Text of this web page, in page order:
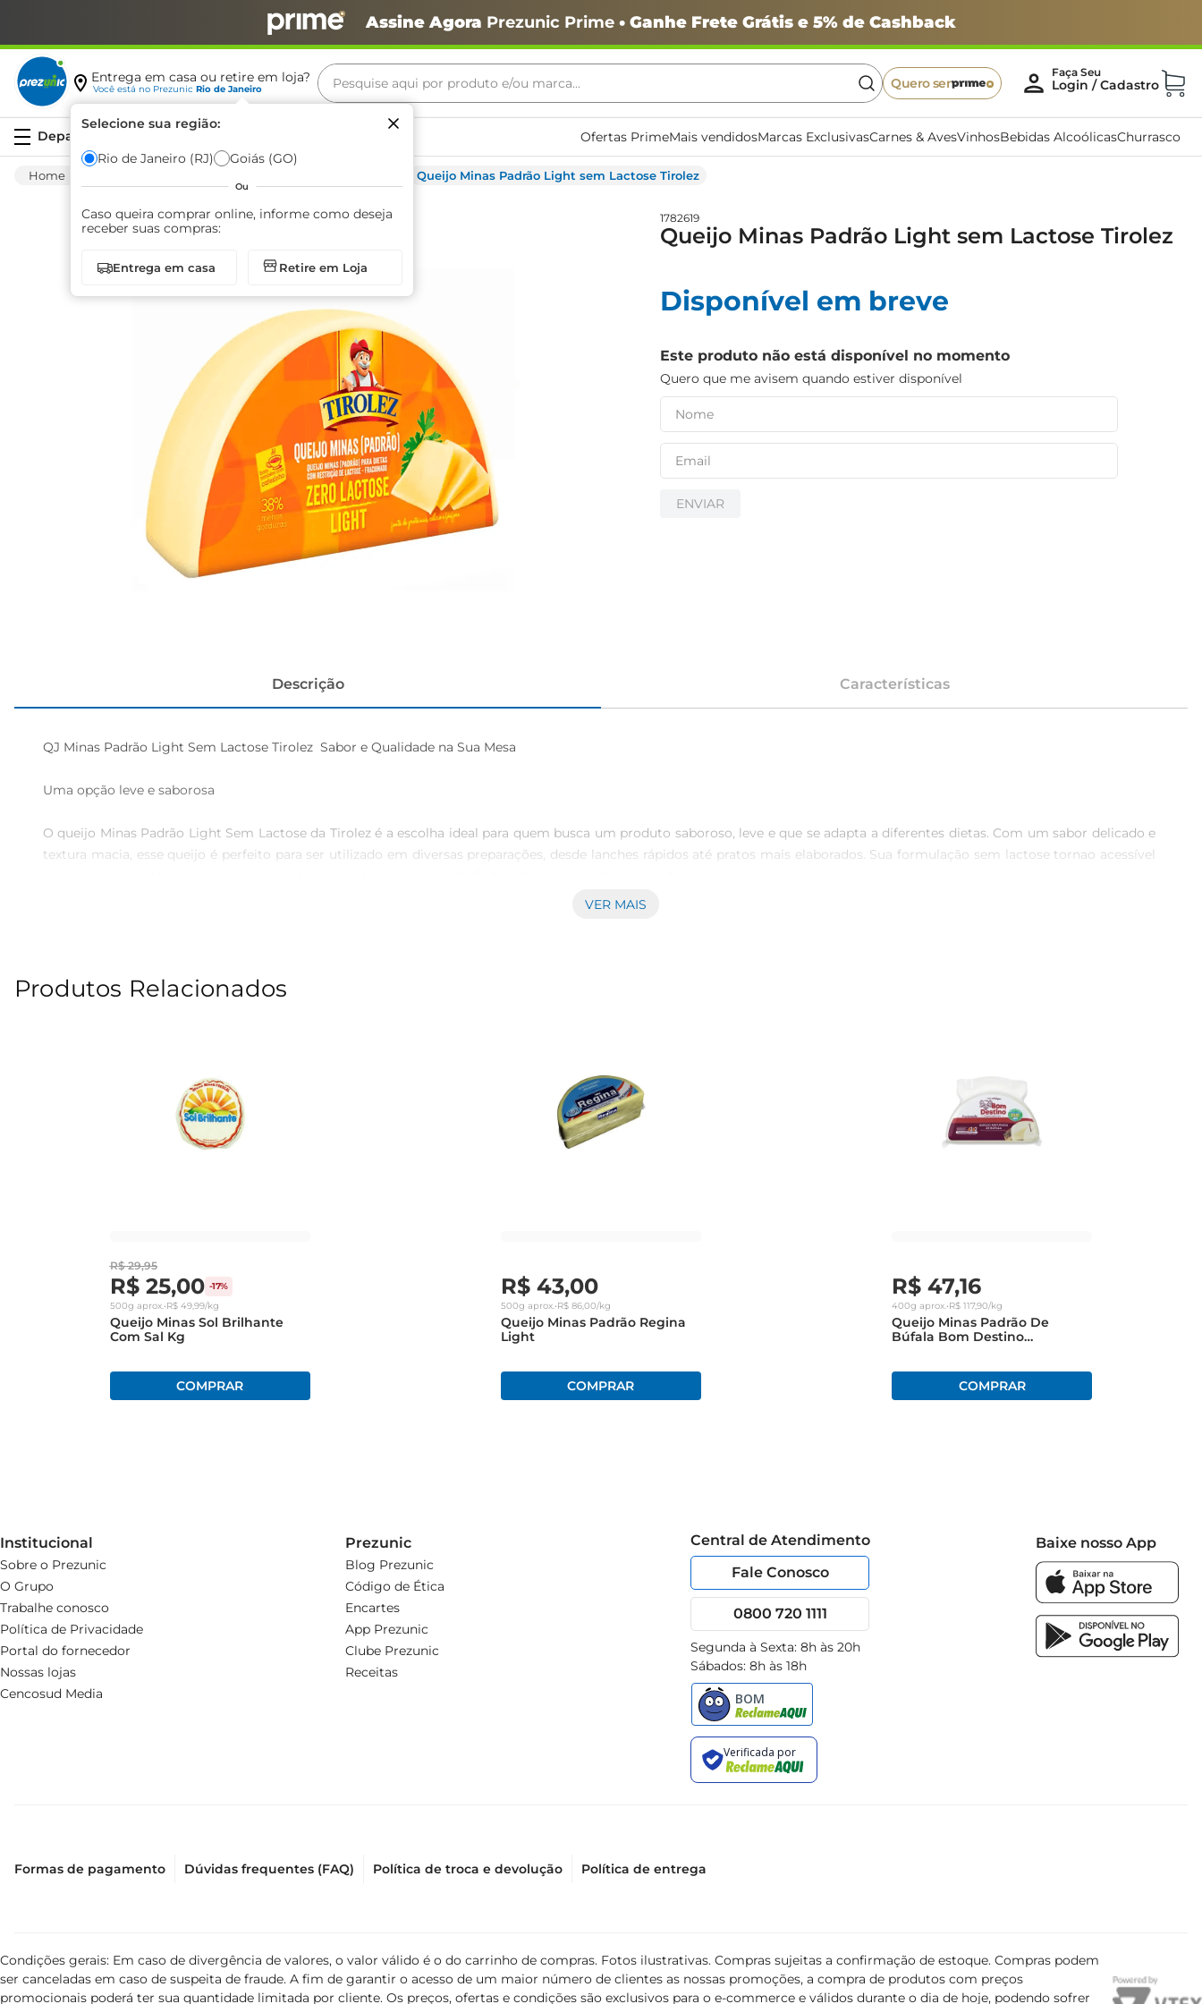
Assine Agora Prezunic Prime• Ganhe Frete Grátis e 5% de Cashback
Entrega em casa ou retire em loja?
Você está no Prezunic Rio de Janeiro
Selecione sua região:
Rio de Janeiro (RJ) Goiás (GO)
Ou
Caso queira comprar online, informe como deseja
receber suas compras:
Entrega em casa Retire em Loja
Pesquise aqui por produto e/ou marca...
Quero ser
Ofertas PrimeMais vendidosMarcas ExclusivasCarnes & AvesVinhosBebidas AlcoólicasChurrasco
Queijo Minas Padrão Light sem Lactose Tirolez
1782619
Queijo Minas Padrão Light sem Lactose Tirolez
Disponível em breve
Este produto não está disponível no momento
Quero que me avisem quando estiver disponível
ENVIAR
Descrição Características
QJ Minas Padrão Light Sem Lactose Tirolez  Sabor e Qualidade na Sua Mesa
Uma opção leve e saborosa
O queijo Minas Padrão Light Sem Lactose da Tirolez é a escolha ideal para quem busca um produto saboroso, leve e que se adapta a diferentes dietas. Com um sabor delicado e
textura macia, esse queijo é perfeito para ser utilizado em diversas preparações, desde lanches rápidos até pratos mais elaborados. Sua formulação sem lactose tornao acessível
Padrão Light Sem Lactose se destaca pela sua capacidade de agregar sabor sem comprometer a leveza. Além disso, ele pode ser derretido, tornandose um excelente
Optar pelo queijo Minas Padrão Light Sem Lactose é uma excelente maneira de incluir um alimento nutritivo na dieta sem os efeitos indesejados da lactose. Este queijo é rico em
proteínas e cálcio, essenciais para a saúde óssea e muscular, e sua versão light oferece uma redução nas calorias, tornandoo uma escolha ainda mais saudável. Assim, você pode
saborear um produto que não só é gostoso, mas também contribui para uma alimentação equilibrada.
mais tempo.
VER MAIS
Produtos Relacionados
R$ 29,95
R$ 25,00 -17%
500g aprox.•R$ 49,99/kg
Queijo Minas Sol Brilhante
Com Sal Kg
R$ 43,00
500g aprox.•R$ 86,00/kg
Queijo Minas Padrão Regina
Light
R$ 47,16
400g aprox.•R$ 117,90/kg
Queijo Minas Padrão De
Búfala Bom Destino
Institucional
Sobre o Prezunic
O Grupo
Trabalhe conosco
Política de Privacidade
Portal do fornecedor
Nossas lojas
Cencosud Media
Prezunic
Blog Prezunic
Código de Ética
Encartes
App Prezunic
Clube Prezunic
Receitas
Central de Atendimento
Fale Conosco
0800 720 1111
Segunda à Sexta: 8h às 20h
Sábados: 8h às 18h
Baixe nosso App
Formas de pagamento Dúvidas frequentes (FAQ) Política de troca e devolução Política de entrega
Condições gerais: Em caso de divergência de valores, o valor válido é o do carrinho de compras. Fotos ilustrativas. Compras sujeitas a confirmação de estoque. Compras podem
ser canceladas em caso de suspeita de fraude. A fim de garantir o acesso de um maior número de clientes as nossas promoções, a compra de produtos com preços
promocionais poderá ter sua quantidade limitada por cliente. Os preços, ofertas e condições são exclusivos para o e-commerce e válidos durante o dia de hoje, podendo sofrer
Termos mais buscados
café
azeite
arroz
iogurte
papel higiênico
cerveja